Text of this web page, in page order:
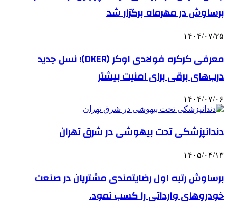
برساوش در مهرماه برگزار شد
۱۴۰۴/۰۷/۲۵
معرفی کرکره فولادی اوکر (OKER)؛ نسل جدید
درب‌های برقی برای امنیت بیشتر
۱۴۰۴/۰۷/۰۶
دندانپزشکی تحت بیهوشی در شرق تهران
۱۴۰۵/۰۴/۱۳
برساوش رتبه اول رضایتمندی مشتریان در صنعت
خودروهای وارداتی را کسب نمود.